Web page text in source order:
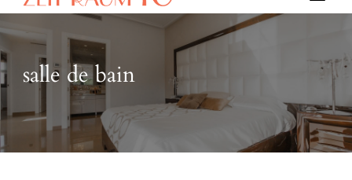
ZeitRaum10
Boutique Hotel
salle de bain